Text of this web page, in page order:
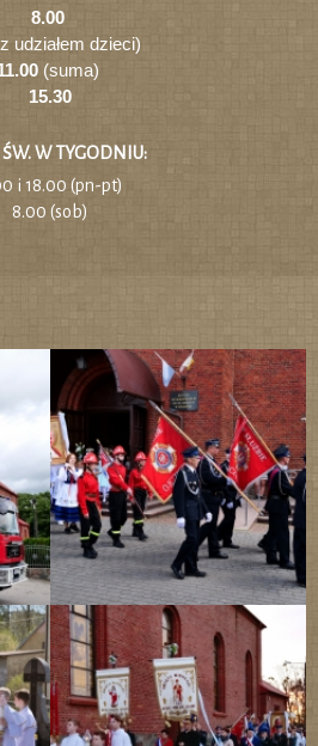
8.00
udziałem dzieci)
(suma)
15.30
W TYGODNIU:
i 18.00 (pn-pt)
8.00 (sob)